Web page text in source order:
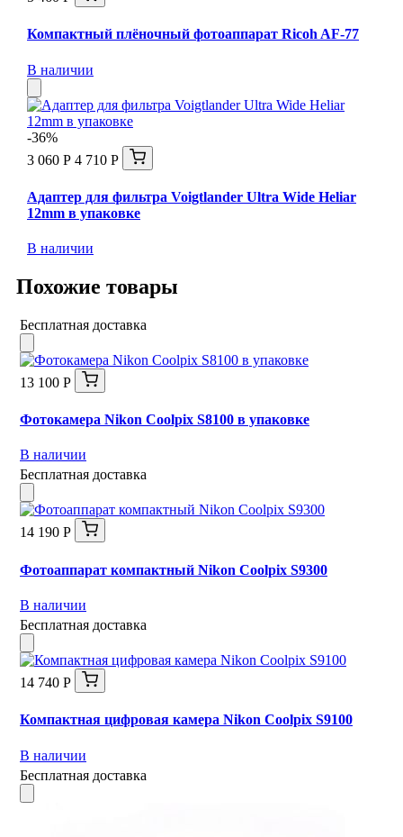
Компактный плёночный фотоаппарат Ricoh AF-77
В наличии
-36%
3 060 Р 4 710 Р
Адаптер для фильтра Voigtlander Ultra Wide Heliar
12mm в упаковке
В наличии
Похожие товары
Бесплатная доставка
13 100 Р
Фотокамера Nikon Coolpix S8100 в упаковке
В наличии
Бесплатная доставка
14 190 Р
Фотоаппарат компактный Nikon Coolpix S9300
В наличии
Бесплатная доставка
14 740 Р
Компактная цифровая камера Nikon Coolpix S9100
В наличии
Бесплатная доставка